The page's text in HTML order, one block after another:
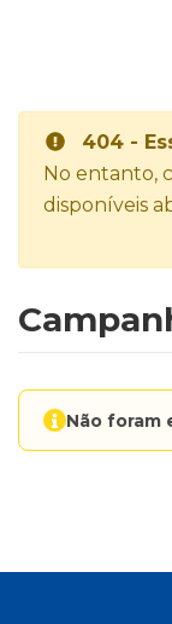
404 -
No entanto,
disponíveis
Não foram